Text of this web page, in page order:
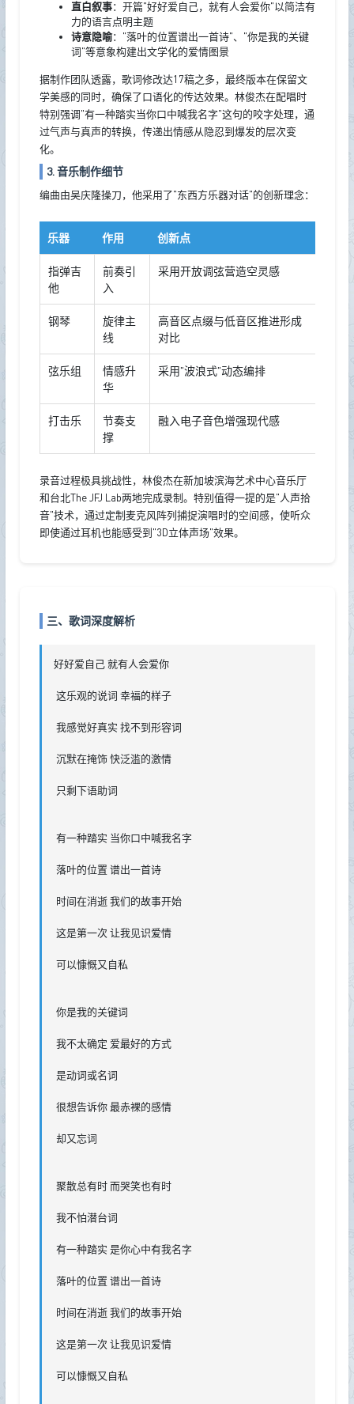
直白叙事：开篇"好好爱自己，就有人会爱你"以简洁有
力的语言点明主题
诗意隐喻："落叶的位置谱出一首诗"、"你是我的关键
词"等意象构建出文学化的爱情图景
据制作团队透露，歌词修改达17稿之多，最终版本在保留文
学美感的同时，确保了口语化的传达效果。林俊杰在配唱时
特别强调"有一种踏实当你口中喊我名字"这句的咬字处理，通
过气声与真声的转换，传递出情感从隐忍到爆发的层次变
化。
3. 音乐制作细节
编曲由吴庆隆操刀，他采用了"东西方乐器对话"的创新理念：
乐器 作用 创新点
指弹吉
他
前奏引
入
采用开放调弦营造空灵感
钢琴
旋律主
线
高音区点缀与低音区推进形成
对比
弦乐组
情感升
华
采用"波浪式"动态编排
打击乐
节奏支
撑
融入电子音色增强现代感
录音过程极具挑战性，林俊杰在新加坡滨海艺术中心音乐厅
和台北The JFJ Lab两地完成录制。特别值得一提的是"人声拾
音"技术，通过定制麦克风阵列捕捉演唱时的空间感，使听众
即使通过耳机也能感受到"3D立体声场"效果。
三、歌词深度解析
好好爱自己 就有人会爱你
这乐观的说词 幸福的样子
我感觉好真实 找不到形容词
沉默在掩饰 快泛滥的激情
只剩下语助词
有一种踏实 当你口中喊我名字
落叶的位置 谱出一首诗
时间在消逝 我们的故事开始
这是第一次 让我见识爱情
可以慷慨又自私
你是我的关键词
我不太确定 爱最好的方式
是动词或名词
很想告诉你 最赤裸的感情
却又忘词
聚散总有时 而哭笑也有时
我不怕潜台词
有一种踏实 是你心中有我名字
落叶的位置 谱出一首诗
时间在消逝 我们的故事开始
这是第一次 让我见识爱情
可以慷慨又自私